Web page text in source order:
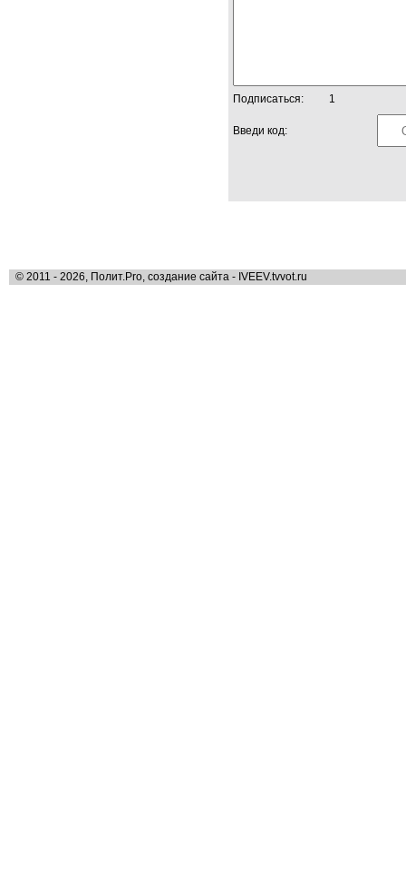
Подписаться: 1
Введи код:
© 2011 - 2026, Полит.Pro, создание сайта - IVEEV.tvvot.ru